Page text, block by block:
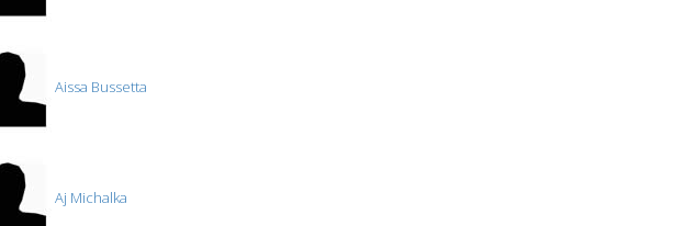
Aissa Bussetta
Aj Michalka